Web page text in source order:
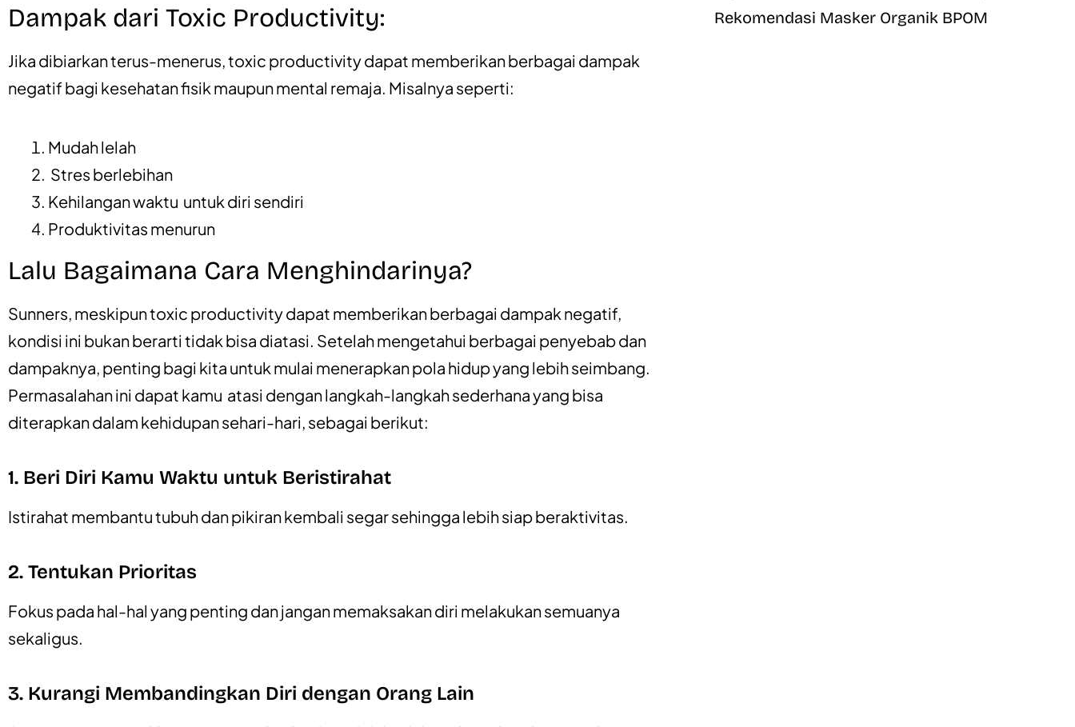
Dampak dari Toxic Productivity:
Jika dibiarkan terus-menerus, toxic productivity dapat memberikan berbagai dampak
negatif bagi kesehatan fisik maupun mental remaja. Misalnya seperti:
Mudah lelah
Stres berlebihan
Kehilangan waktu untuk diri sendiri
Produktivitas menurun
Lalu Bagaimana Cara Menghindarinya?
Sunners, meskipun toxic productivity dapat memberikan berbagai dampak negatif,
kondisi ini bukan berarti tidak bisa diatasi. Setelah mengetahui berbagai penyebab dan
dampaknya, penting bagi kita untuk mulai menerapkan pola hidup yang lebih seimbang.
Permasalahan ini dapat kamu atasi dengan langkah-langkah sederhana yang bisa
diterapkan dalam kehidupan sehari-hari, sebagai berikut:
1. Beri Diri Kamu Waktu untuk Beristirahat
Istirahat membantu tubuh dan pikiran kembali segar sehingga lebih siap beraktivitas.
2. Tentukan Prioritas
Fokus pada hal-hal yang penting dan jangan memaksakan diri melakukan semuanya
sekaligus.
3. Kurangi Membandingkan Diri dengan Orang Lain
Rekomendasi Masker Organik BPOM